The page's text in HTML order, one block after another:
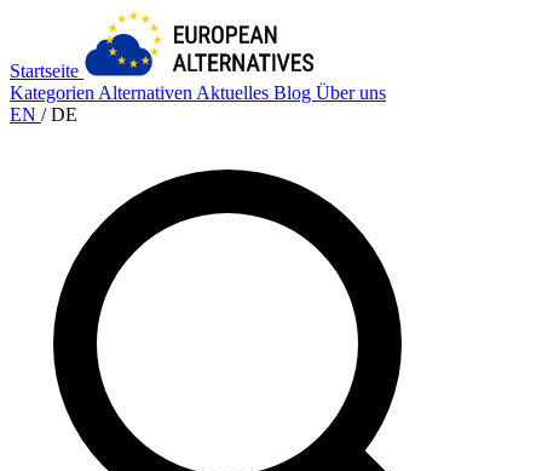
Startseite
Kategorien Alternativen Aktuelles Blog Über uns
EN / DE